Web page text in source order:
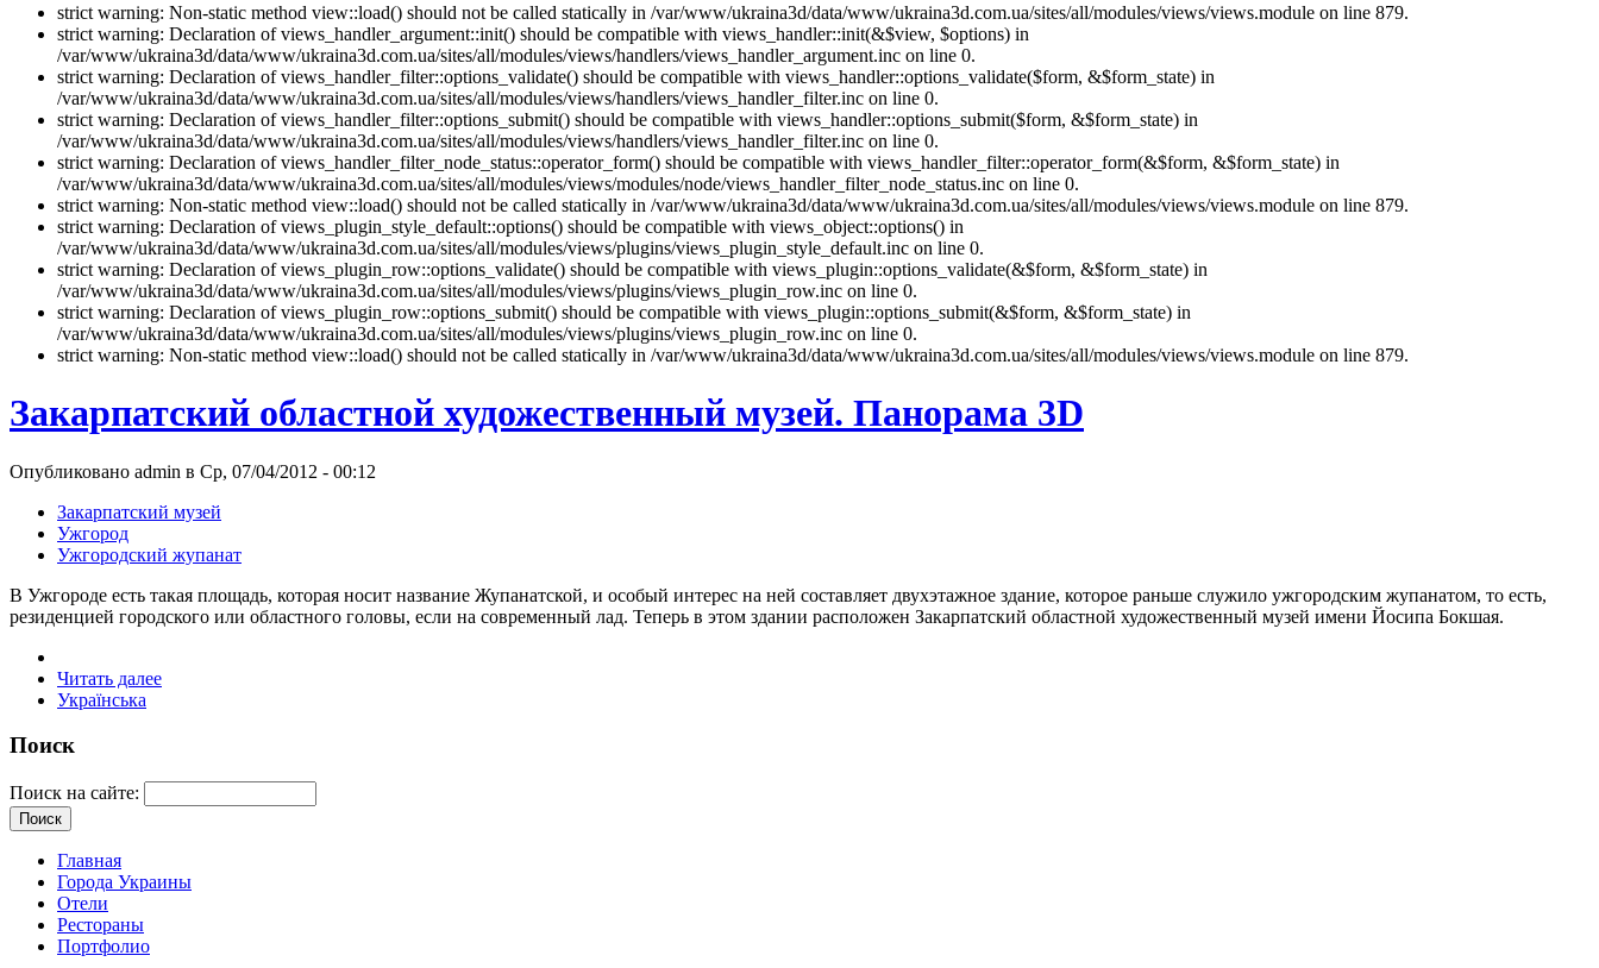
strict warning: Non-static method view::load() should not be called statically in /var/www/ukraina3d/data/www/ukraina3d.com.ua/sites/all/modules/views/views.module on line 879.
strict warning: Declaration of views_handler_argument::init() should be compatible with views_handler::init(&$view, $options) in
/var/www/ukraina3d/data/www/ukraina3d.com.ua/sites/all/modules/views/handlers/views_handler_argument.inc on line 0.
strict warning: Declaration of views_handler_filter::options_validate() should be compatible with views_handler::options_validate($form, &$form_state) in
/var/www/ukraina3d/data/www/ukraina3d.com.ua/sites/all/modules/views/handlers/views_handler_filter.inc on line 0.
strict warning: Declaration of views_handler_filter::options_submit() should be compatible with views_handler::options_submit($form, &$form_state) in
/var/www/ukraina3d/data/www/ukraina3d.com.ua/sites/all/modules/views/handlers/views_handler_filter.inc on line 0.
strict warning: Declaration of views_handler_filter_node_status::operator_form() should be compatible with views_handler_filter::operator_form(&$form, &$form_state) in
/var/www/ukraina3d/data/www/ukraina3d.com.ua/sites/all/modules/views/modules/node/views_handler_filter_node_status.inc on line 0.
strict warning: Non-static method view::load() should not be called statically in /var/www/ukraina3d/data/www/ukraina3d.com.ua/sites/all/modules/views/views.module on line 879.
strict warning: Declaration of views_plugin_style_default::options() should be compatible with views_object::options() in
/var/www/ukraina3d/data/www/ukraina3d.com.ua/sites/all/modules/views/plugins/views_plugin_style_default.inc on line 0.
strict warning: Declaration of views_plugin_row::options_validate() should be compatible with views_plugin::options_validate(&$form, &$form_state) in
/var/www/ukraina3d/data/www/ukraina3d.com.ua/sites/all/modules/views/plugins/views_plugin_row.inc on line 0.
strict warning: Declaration of views_plugin_row::options_submit() should be compatible with views_plugin::options_submit(&$form, &$form_state) in
/var/www/ukraina3d/data/www/ukraina3d.com.ua/sites/all/modules/views/plugins/views_plugin_row.inc on line 0.
strict warning: Non-static method view::load() should not be called statically in /var/www/ukraina3d/data/www/ukraina3d.com.ua/sites/all/modules/views/views.module on line 879.
Закарпатский областной художественный музей. Панорама 3D
Опубликовано admin в Ср, 07/04/2012 - 00:12
Закарпатский музей
Ужгород
Ужгородский жупанат
В Ужгороде есть такая площадь, которая носит название Жупанатской, и особый интерес на ней составляет двухэтажное здание, которое раньше служило ужгородским жупанатом, то есть,
резиденцией городского или областного головы, если на современный лад. Теперь в этом здании расположен Закарпатский областной художественный музей имени Йосипа Бокшая.
Читать далее
Українська
Поиск
Поиск на сайте:
Главная
Города Украины
Отели
Рестораны
Портфолио